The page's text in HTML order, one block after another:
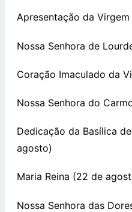
Apresentação da
Nossa Senhora de
Coração Imaculado da
Nossa Senhora do
Dedicação da Basílica
agosto)
Maria Reina (22 de
Nossa Senhora das